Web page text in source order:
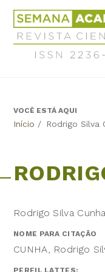
Jump
navigation
Revista
Científica
Semana
6717
BackVOCÊ ESTÁ AQUI
Início / Rodrigo Silva
Rodrigo Silva
NOME PARA CITAÇÃO
CUNHA, Rodrigo
PERFIL LATTES: